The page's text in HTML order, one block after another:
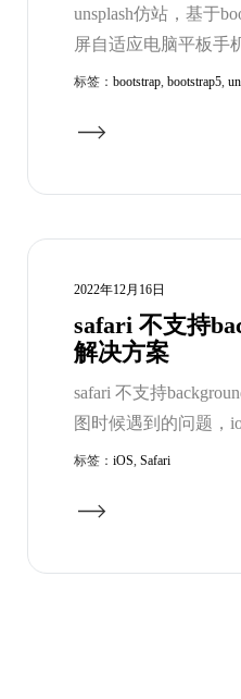
unsplash仿站，基于
屏自适应电脑平板手
标签： bootstrap, bootstrap5,
2022年12月16日
safari 不支持
解决方案
safari 不支持
图时候遇到的问题，
标签： iOS, Safari